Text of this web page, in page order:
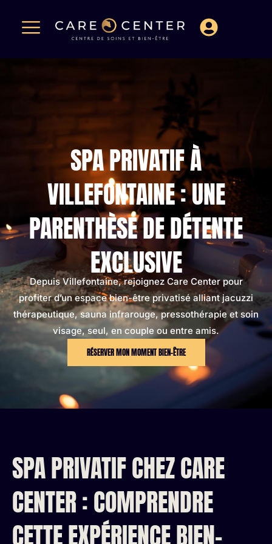
SPA PRIVATIF À
VILLEFONTAINE : UNE
PARENTHÈSE DE DÉTENTE
EXCLUSIVE
Depuis Villefontaine, rejoignez Care Center pour
profiter d’un espace bien-être privatisé alliant jacuzzi
thérapeutique, sauna infrarouge, pressothérapie et soin
visage, seul, en couple ou entre amis.
RÉSERVER MON MOMENT BIEN-ÊTRE
SPA PRIVATIF CHEZ CARE
CENTER : COMPRENDRE
CETTE EXPÉRIENCE BIEN-